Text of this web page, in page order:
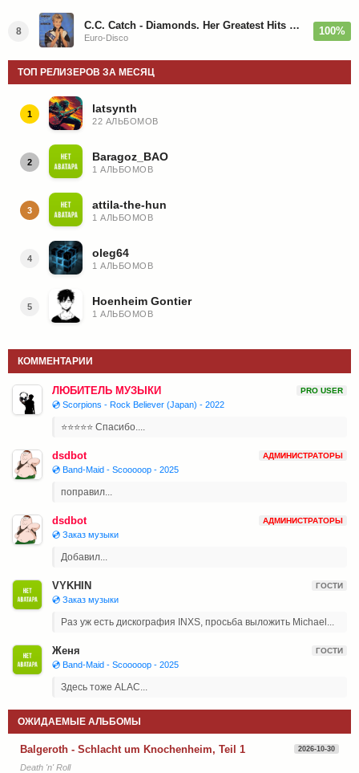
8 C.C. Catch - Diamonds. Her Greatest Hits 1988
Euro-Disco
100%
ТОП РЕЛИЗЕРОВ ЗА МЕСЯЦ
1 latsynth
22 АЛЬБОМОВ
2 Baragoz_BAO
1 АЛЬБОМОВ
3 attila-the-hun
1 АЛЬБОМОВ
4 oleg64
1 АЛЬБОМОВ
5 Hoenheim Gontier
1 АЛЬБОМОВ
КОММЕНТАРИИ
ЛЮБИТЕЛЬ МУЗЫКИ PRO USER
💿 Scorpions - Rock Believer (Japan) - 2022
⭐⭐⭐⭐⭐ Спасибо....
dsdbot АДМИНИСТРАТОРЫ
💿 Band-Maid - Scooooop - 2025
поправил...
dsdbot АДМИНИСТРАТОРЫ
💿 Заказ музыки
Добавил...
VYKHIN ГОСТИ
💿 Заказ музыки
Раз уж есть дискография INXS, просьба выложить Michael...
Женя ГОСТИ
💿 Band-Maid - Scooooop - 2025
Здесь тоже ALAC...
ОЖИДАЕМЫЕ АЛЬБОМЫ
Balgeroth - Schlacht um Knochenheim, Teil 1 2026-10-30
Death 'n' Roll